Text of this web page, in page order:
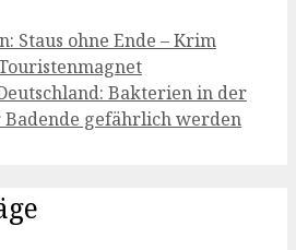
Staus ohne Ende – Krim
Bakterien in der
Badende gefährlich werden